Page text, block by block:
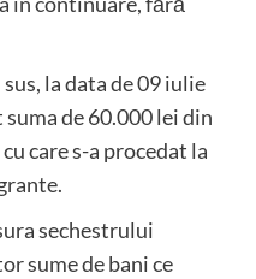
la data de 09 iulie
de 60.000 lei din
care s-a procedat la
sechestrului
sume de bani ce